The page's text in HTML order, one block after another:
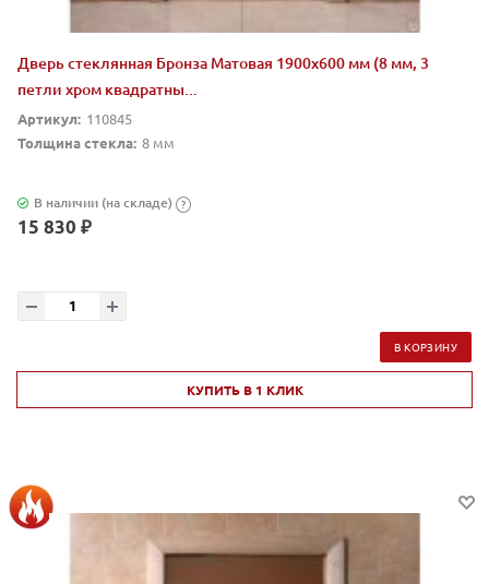
Дверь стеклянная Бронза Матовая 1900х600 мм (8 мм, 3
петли хром квадратны...
Артикул: 110845
Толщина стекла: 8 мм
В наличии (на складе) ?
15 830 ₽
В КОРЗИНУ
КУПИТЬ В 1 КЛИК